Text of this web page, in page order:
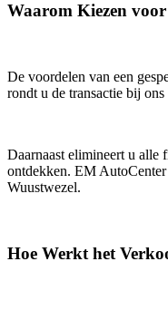
Waarom Kiezen voor
De voordelen van een
rondt u de transactie bij
Daarnaast elimineert u alle
ontdekken. EM
Wuustwezel.
Hoe Werkt het